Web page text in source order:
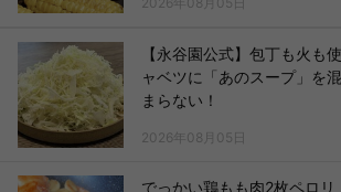
【永谷園公式】包丁も火も
ャベツに「あのスープ」を
まらない！
2026年08月05日
でっかい鶏もも肉2枚ペロ